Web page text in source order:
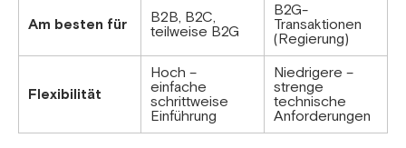
Am besten für
B2B, B2C,
teilweise B2G
B2G-
Transaktionen
(Regierung)
Flexibilität
Hoch –
einfache
schrittweise
Einführung
Niedrigere –
strenge
technische
Anforderungen